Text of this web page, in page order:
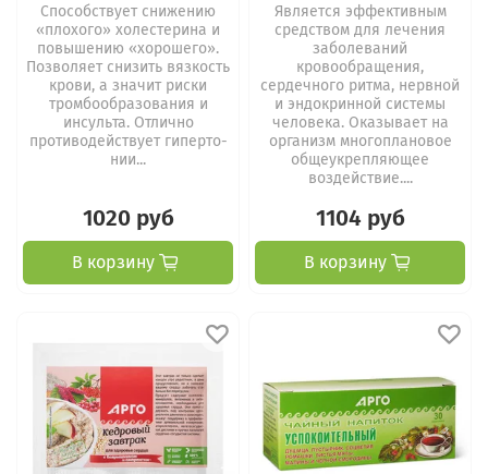
Способствует снижению
«плохого» холестерина и
повышению «хорошего».
Позволяет снизить вязкость
крови, а значит риски
тромбообразования и
инсульта. Отлично
противодействует гиперто­
нии...
1020 руб
В корзину
Является эффективным
средством для лечения
заболеваний
кровообращения,
сердечного ритма, нервной
и эндокринной системы
человека. Оказывает на
организм многоплановое
общеукрепляющее
воздействие....
1104 руб
В корзину